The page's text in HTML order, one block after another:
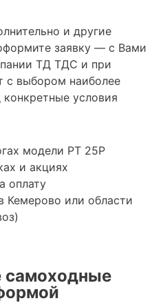
и другие
заявку — с Вами
ТД ТДС и при
с выбором наиболее
условия
модели PT 25P
и акциях
оплату
Кемерово или области
самоходные